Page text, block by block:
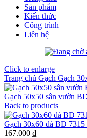
Sản phẩm
Kiến thức
Công trình
Liên hệ
Click to enlarge
Trang chủ Gạch Gạch
Gạch 50x50 sân vườn
Back to products
Gạch 30x60 đá BD
167.000 ₫